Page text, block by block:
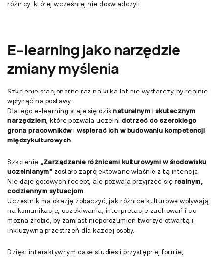
różnicy, której wcześniej nie doświadczyli.
E-learning jako narzędzie
zmiany myślenia
Szkolenie stacjonarne raz na kilka lat nie wystarczy, by realnie
wpłynąć na postawy.
Dlatego e-learning staje się dziś naturalnym i skutecznym
narzędziem , które pozwala uczelni dotrzeć do szerokiego
grona pracownikówi wspierać ich w budowaniu kompetencji
międzykulturowych
Szkolenie „Zarządzanie różnicami kulturowymi w środowisku
uczelnianym” zostało zaprojektowane właśnie z tą intencją.
Nie daje gotowych recept, ale pozwala przyjrzeć się realnym,
codziennym sytuacjom
Uczestnik ma okazję zobaczyć, jak różnice kulturowe wpływają
na komunikację, oczekiwania, interpretacje zachowań i co
można zrobić, by zamiast nieporozumień tworzyć otwartą i
inkluzywną przestrzeń dla każdej osoby.
Dzięki interaktywnym case studies i przystępnej formie,